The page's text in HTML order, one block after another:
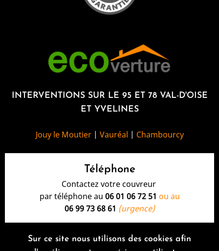
INTERVENTIONS SUR LE 95 ET 78 VAL-D'OISE
ET YVELINES
Jouy le Moutier| Vauréal | Chambourcy
Téléphone
Contactez votre couvreur
par téléphone au 06 01 06 72 51 ou au
06 99 73 68 61 (urgence)
Horaires
Sur ce site nous utilisons des cookies afin